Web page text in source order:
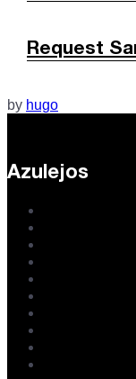
Request
by hugo
Azulejos